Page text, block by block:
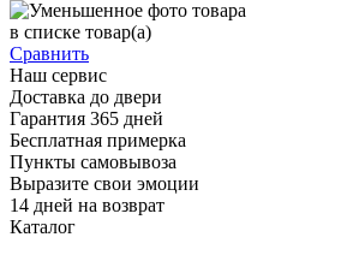
в списке товар(а)
Сравнить
Наш сервис
Доставка до двери
Гарантия 365 дней
Бесплатная примерка
Пункты самовывоза
Выразите свои эмоции
14 дней на возврат
Каталог